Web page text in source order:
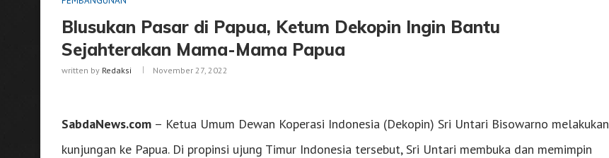
Blusukan Pasar di Papua, Ketum Dekopin Ingin Bantu
Sejahterakan Mama-Mama Papua
written by Redaksi November 27, 2022
SabdaNews.com – Ketua Umum Dewan Koperasi Indonesia (Dekopin) Sri Untari Bisowarno melakukan
kunjungan ke Papua. Di propinsi ujung Timur Indonesia tersebut, Sri Untari membuka dan memimpin